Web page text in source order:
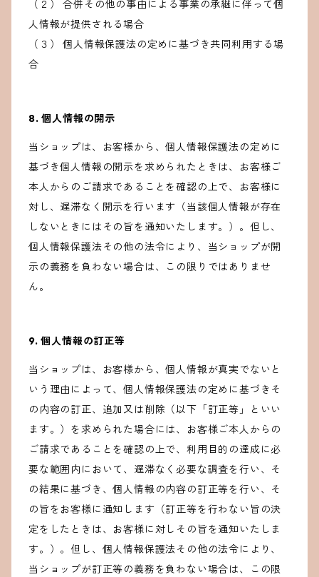
（２） 合併その他の事由による事業の承継に伴って個
人情報が提供される場合
（３） 個人情報保護法の定めに基づき共同利用する場
合
8. 個人情報の開示
当ショップは、お客様から、個人情報保護法の定めに
基づき個人情報の開示を求められたときは、お客様ご
本人からのご請求であることを確認の上で、お客様に
対し、遅滞なく開示を行います（当該個人情報が存在
しないときにはその旨を通知いたします。）。但し、
個人情報保護法その他の法令により、当ショップが開
示の義務を負わない場合は、この限りではありませ
ん。
9. 個人情報の訂正等
当ショップは、お客様から、個人情報が真実でないと
いう理由によって、個人情報保護法の定めに基づきそ
の内容の訂正、追加又は削除（以下「訂正等」といい
ます。）を求められた場合には、お客様ご本人からの
ご請求であることを確認の上で、利用目的の達成に必
要な範囲内において、遅滞なく必要な調査を行い、そ
の結果に基づき、個人情報の内容の訂正等を行い、そ
の旨をお客様に通知します（訂正等を行わない旨の決
定をしたときは、お客様に対しその旨を通知いたしま
す。）。但し、個人情報保護法その他の法令により、
当ショップが訂正等の義務を負わない場合は、この限